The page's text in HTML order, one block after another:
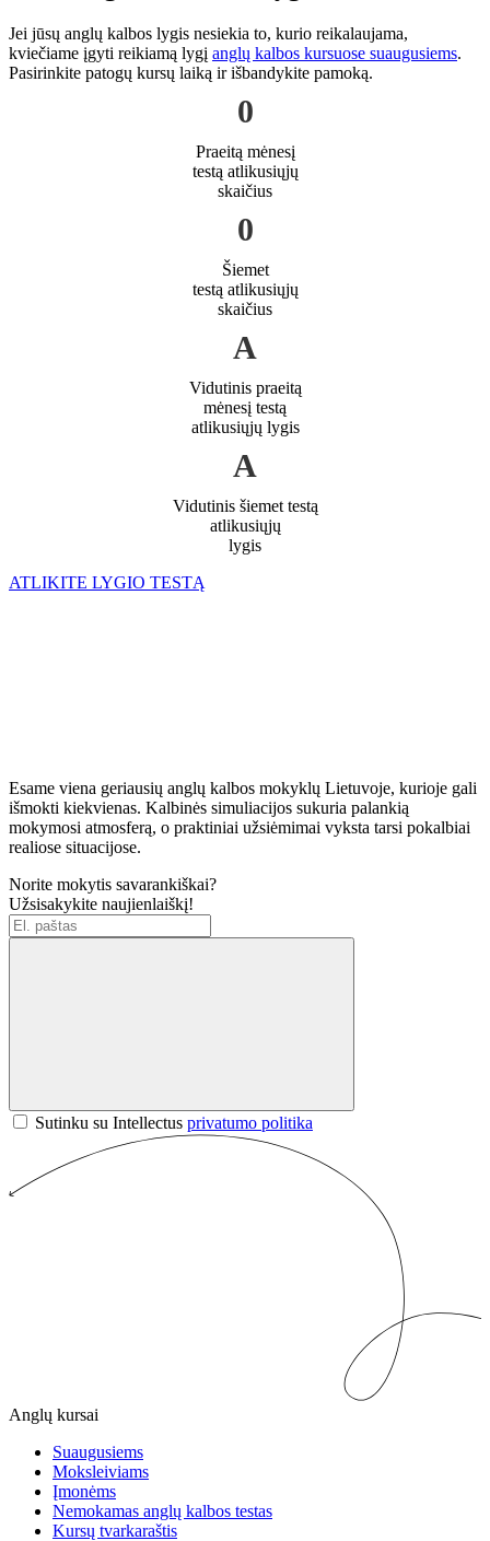
Jei jūsų anglų kalbos lygis nesiekia to, kurio reikalaujama,
kviečiame įgyti reikiamą lygį anglų kalbos kursuose suaugusiems.
Pasirinkite patogų kursų laiką ir išbandykite pamoką.
0
Praeitą mėnesį
testą atlikusiųjų
skaičius
0
Šiemet
testą atlikusiųjų
skaičius
A
Vidutinis praeitą
mėnesį testą
atlikusiųjų lygis
A
Vidutinis šiemet testą
atlikusiųjų
lygis
ATLIKITE LYGIO TESTĄ
Esame viena geriausių anglų kalbos mokyklų Lietuvoje, kurioje gali
išmokti kiekvienas. Kalbinės simuliacijos sukuria palankią
mokymosi atmosferą, o praktiniai užsiėmimai vyksta tarsi pokalbiai
realiose situacijose.
Norite mokytis savarankiškai?
Užsisakykite naujienlaiškį!
Sutinku su Intellectus privatumo politika
Anglų kursai
Suaugusiems
Moksleiviams
Įmonėms
Nemokamas anglų kalbos testas
Kursų tvarkaraštis